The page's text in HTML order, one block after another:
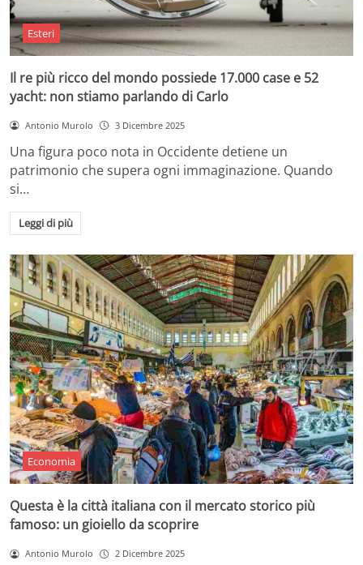
Esteri
Il re più ricco del mondo possiede 17.000 case e 52
yacht: non stiamo parlando di Carlo
Antonio Murolo 3 Dicembre 2025
Una figura poco nota in Occidente detiene un
patrimonio che supera ogni immaginazione. Quando
si…
Leggi di più
Economia
Questa è la città italiana con il mercato storico più
famoso: un gioiello da scoprire
Antonio Murolo 2 Dicembre 2025